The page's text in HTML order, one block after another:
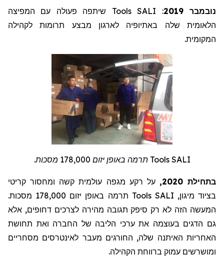
נובמבר 2019 : SALI
Tools שיתפה פעולה עם המפיצה
הלאומית שלה באתיופיה לארגון מבצע תרומות לקהילה
המקומית.
SALI
Tools תרמה באופן יזום 178,000 מסכות.
בתחילת 2020,
על רקע מגפה עולמית קשה ומחסור קריטי
בציוד מיגון, SALI
Tools
תרמה באופן יזום 178,000 מסכות.
המעשה הזה לא רק סיפק תגובה מהירה לצרכים דחופים, אלא
גם הדגים בעוצמה את ערכי הליבה של החברה ואת תחושת
האחריות האיתנה שלה, החורגים מעבר לאינטרסים מסחריים
ומושרשים עמוק ברווחת הקהילה.